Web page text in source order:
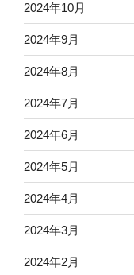
2024年10月
2024年9月
2024年8月
2024年7月
2024年6月
2024年5月
2024年4月
2024年3月
2024年2月